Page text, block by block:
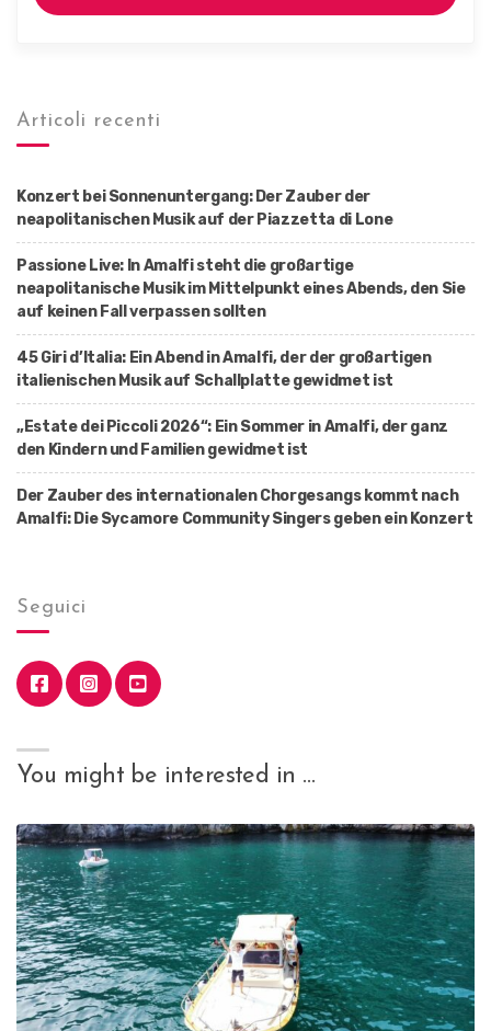
Articoli recenti
Konzert bei Sonnenuntergang: Der Zauber der
neapolitanischen Musik auf der Piazzetta di Lone
Passione Live: In Amalfi steht die großartige
neapolitanische Musik im Mittelpunkt eines Abends, den Sie
auf keinen Fall verpassen sollten
45 Giri d’Italia: Ein Abend in Amalfi, der der großartigen
italienischen Musik auf Schallplatte gewidmet ist
„Estate dei Piccoli 2026“: Ein Sommer in Amalfi, der ganz
den Kindern und Familien gewidmet ist
Der Zauber des internationalen Chorgesangs kommt nach
Amalfi: Die Sycamore Community Singers geben ein Konzert
Seguici
You might be interested in …